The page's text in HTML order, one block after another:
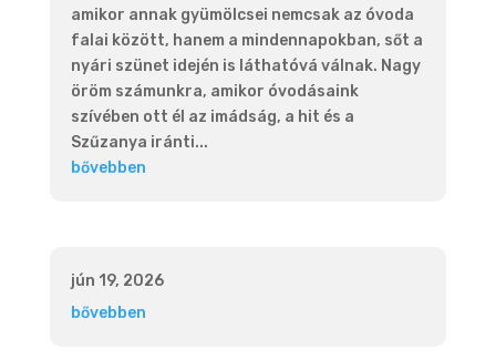
amikor annak gyümölcsei nemcsak az óvoda
falai között, hanem a mindennapokban, sőt a
nyári szünet idején is láthatóvá válnak. Nagy
öröm számunkra, amikor óvodásaink
szívében ott él az imádság, a hit és a
Szűzanya iránti...
bővebben
jún 19, 2026
bővebben